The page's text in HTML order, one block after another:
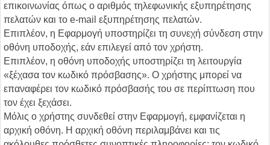
επικοινωνίας όπως ο αριθμός τηλεφωνικής εξυπηρέτησης
πελατών και το e-mail εξυπηρέτησης πελατών.
Επιπλέον, η Εφαρμογή υποστηρίζει τη συνεχή σύνδεση στην
οθόνη υποδοχής, εάν επιλεγεί από τον χρήστη.
Επιπλέον, η οθόνη υποδοχής υποστηρίζει τη λειτουργία
«ξέχασα τον κωδικό πρόσβασης». Ο χρήστης μπορεί να
επαναφέρει τον κωδικό πρόσβασής του σε περίπτωση που
τον έχει ξεχάσει.
Μόλις ο χρήστης συνδεθεί στην Εφαρμογή, εμφανίζεται η
αρχική οθόνη. Η αρχική οθόνη περιλαμβάνει και τις